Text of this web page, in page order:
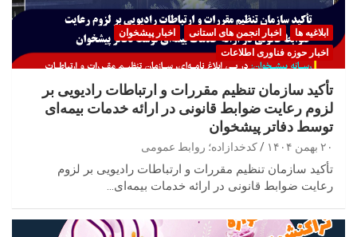
ابلاغیه ها اخبار انجمن های استانی
اخبار پیشخوان
اخبار حوزه فناوری اطلاعات
تأکید سازمان تنظیم مقررات و ارتباطات رادیویی بر
لزوم رعایت ضوابط قانونی در ارائه خدمات بیمه‌ای
توسط دفاتر پیشخوان
۲۰ بهمن ۱۴۰۴ کدخدازاده؛ روابط عمومی
تأکید سازمان تنظیم مقررات و ارتباطات رادیویی بر لزوم
رعایت ضوابط قانونی در ارائه خدمات بیمه‌ای…